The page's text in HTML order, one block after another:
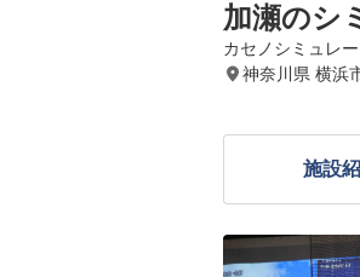
加瀬のシ
カセノシミュレ
神奈川県 横浜
施設